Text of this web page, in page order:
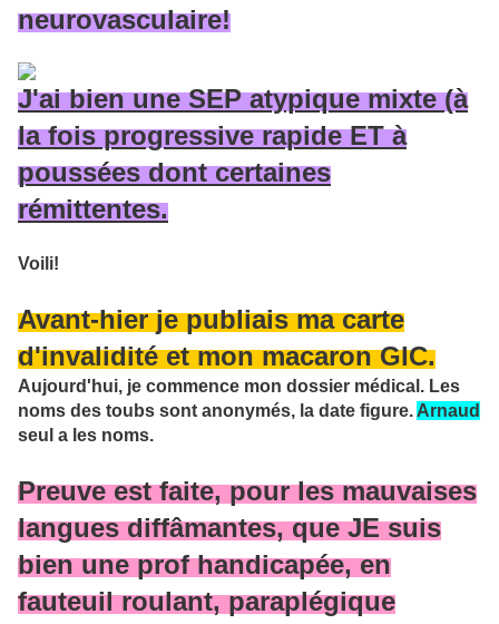
neurovasculaire!
J'ai bien une SEP atypique mixte (à
la fois progressive rapide ET à
poussées dont certaines
rémittentes.
Voili!
Avant-hier je publiais ma carte
d'invalidité et mon macaron GIC.
Aujourd'hui, je commence mon dossier médical. Les
noms des toubs sont anonymés, la date figure. Arnaud
seul a les noms.
Preuve est faite, pour les mauvaises
langues diffâmantes, que JE suis
bien une prof handicapée, en
fauteuil roulant, paraplégique